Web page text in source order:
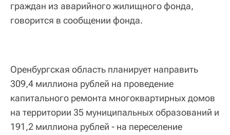
граждан из аварийного жилищного фонда,
говорится в сообщении фонда.
Оренбургская область планирует направить
309,4 миллиона рублей на проведение
капитального ремонта многоквартирных домов
на территории 35 муниципальных образований и
191,2 миллиона рублей - на переселение